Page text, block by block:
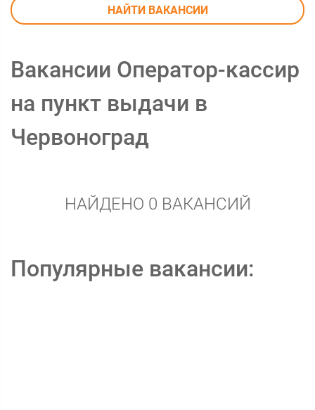
НАЙТИ ВАКАНСИИ
Вакансии Оператор-кассир
на пункт выдачи в
Червоноград
НАЙДЕНО 0 ВАКАНСИЙ
Популярные вакансии: